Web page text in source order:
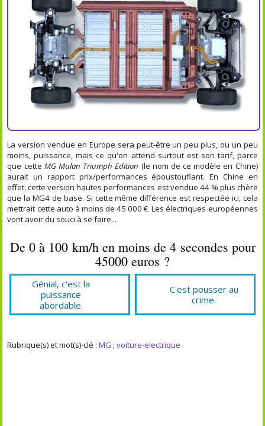
La version vendue en Europe sera peut-être un peu plus, ou un peu
moins, puissance, mais ce qu'on attend surtout est son tarif, parce
que cette MG Mulan Triumph Edition (le nom de ce modèle en Chine)
aurait un rapport prix/performances époustouflant. En Chine en
effet, cette version hautes performances est vendue 44 % plus chère
que la MG4 de base. Si cette même différence est respectée ici, cela
mettrait cette auto à moins de 45 000 €. Les électriques européennes
vont avoir du souci à se faire...
De 0 à 100 km/h en moins de 4 secondes pour
45000 euros ?
Génial, c'est la
puissance
abordable.
C'est pousser au
crime.
Rubrique(s) et mot(s)-clé :MG ;voiture-electrique